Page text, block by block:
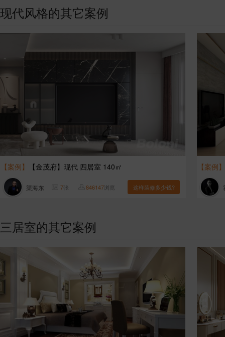
现代风格的其它案例
【案例】 【金茂府】现代 四居室 140㎡
渠海东 7张 846147浏览 这样装修多少钱?
【案例】
三居室的其它案例